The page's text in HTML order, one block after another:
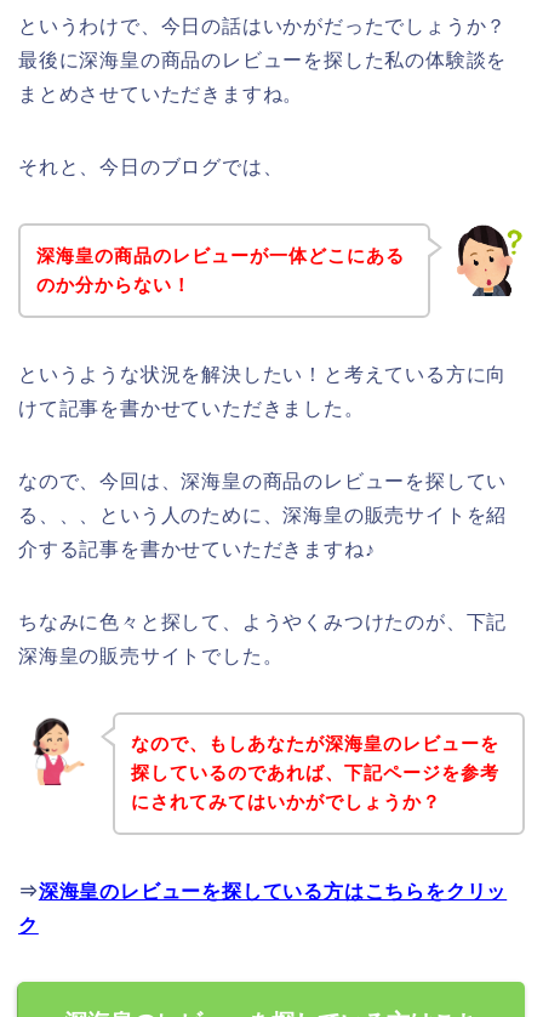
というわけで、今日の話はいかがだったでしょうか？
最後に深海皇の商品のレビューを探した私の体験談を
まとめさせていただきますね。
それと、今日のブログでは、
深海皇の商品のレビューが一体どこにある
のか分からない！
というような状況を解決したい！と考えている方に向
けて記事を書かせていただきました。
なので、今回は、深海皇の商品のレビューを探してい
る、、、という人のために、深海皇の販売サイトを紹
介する記事を書かせていただきますね♪
ちなみに色々と探して、ようやくみつけたのが、下記
深海皇の販売サイトでした。
なので、もしあなたが深海皇のレビューを
探しているのであれば、下記ページを参考
にされてみてはいかがでしょうか？
⇒深海皇のレビューを探している方はこちらをクリッ
ク